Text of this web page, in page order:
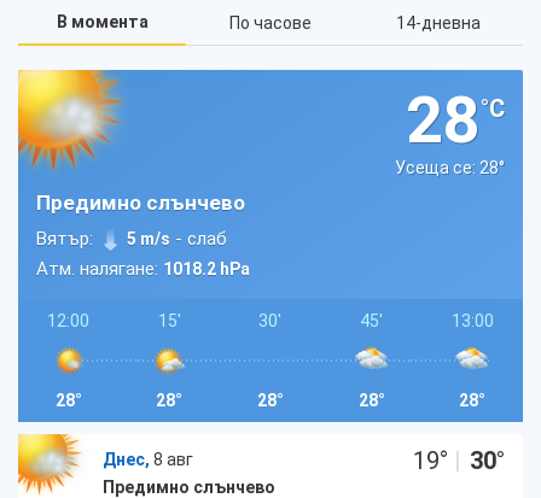
В момента По часове 14-дневна
28°C
Усеща се: 28°
Предимно слънчево
Вятър: 5 m/s - слаб
Атм. налягане: 1018.2 hPa
12:00
28°
15'
28°
30'
28°
45'
28°
13:00
28°
Днес, 8 авг
Предимно слънчево
19° | 30°